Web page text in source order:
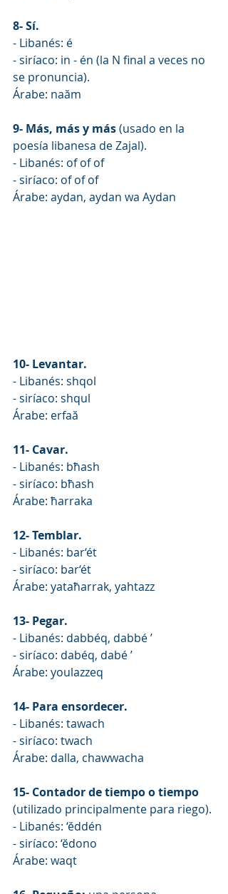
8- Sí.
- Libanés: é
- siríaco: in - én (la N final a veces no
se pronuncia).
Árabe: naăm
9- Más, más y más (usado en la
poesía libanesa de Zajal).
- Libanés: of of of
- siríaco: of of of
Árabe: aydan, aydan wa Aydan
10- Levantar.
- Libanés: shqol
- siríaco: shqul
Árabe: erfaă
11- Cavar.
- Libanés: bħash
- siríaco: bħash
Árabe: ħarraka
12- Temblar.
- Libanés: bar‘ét
- siríaco: bar‘ét
Árabe: yataħarrak, yahtazz
13- Pegar.
- Libanés: dabbéq, dabbé ’
- siríaco: dabéq, dabé ’
Árabe: youlazzeq
14- Para ensordecer.
- Libanés: tawach
- siríaco: twach
Árabe: dalla, chawwacha
15- Contador de tiempo o tiempo
(utilizado principalmente para riego).
- Libanés: ‘ěddén
- siríaco: ‘ĕdono
Árabe: waqt